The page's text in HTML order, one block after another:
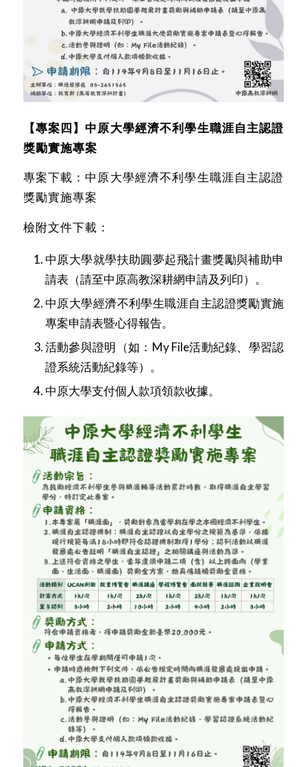
【專案四】中原大學經濟不利學生職涯自主認證
獎勵實施專案
專案下載： 中原大學經濟不利學生職涯自主認證
獎勵實施專案
檢附文件下載：
中原大學就學扶助圓夢起飛計畫獎勵與補助申
請表（請至中原高教深耕網申請及列印）。
中原大學經濟不利學生職涯自主認證獎勵實施
專案申請表暨心得報告。
活動參與證明（如：My File活動紀錄、學習認
證系統活動紀錄等）。
中原大學支付個人款項領款收據。